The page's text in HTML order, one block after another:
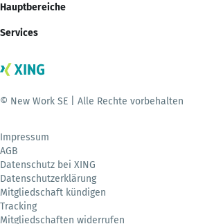
Hauptbereiche
Services
© New Work SE | Alle Rechte vorbehalten
Impressum
AGB
Datenschutz bei XING
Datenschutzerklärung
Mitgliedschaft kündigen
Tracking
Mitgliedschaften widerrufen